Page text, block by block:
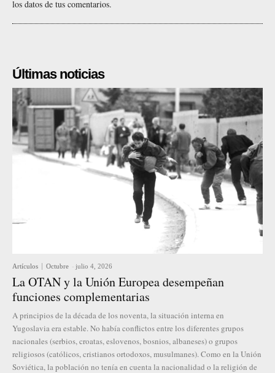
los datos de tus comentarios.
Últimas noticias
Artículos Octubre - julio 4, 2026
La OTAN y la Unión Europea desempeñan
funciones complementarias
A principios de la década de los noventa, la situación interna en
Yugoslavia era estable. No había conflictos entre los diferentes grupos
nacionales (serbios, croatas, eslovenos, bosnios, albaneses) o grupos
religiosos (católicos, cristianos ortodoxos, musulmanes). Como en la Unión
Soviética, la población no tenía en cuenta la nacionalidad o la religión de